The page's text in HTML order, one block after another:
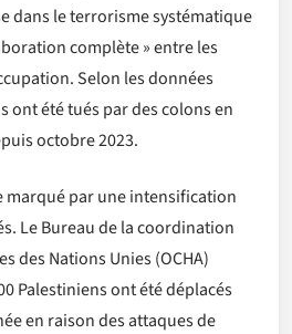
dans le terrorisme systématique
complète » entre les
Selon les données
ont été tués par des colons en
octobre 2023.
marqué par une intensification
Le Bureau de la coordination
des Nations Unies (OCHA)
Palestiniens ont été déplacés
en raison des attaques de